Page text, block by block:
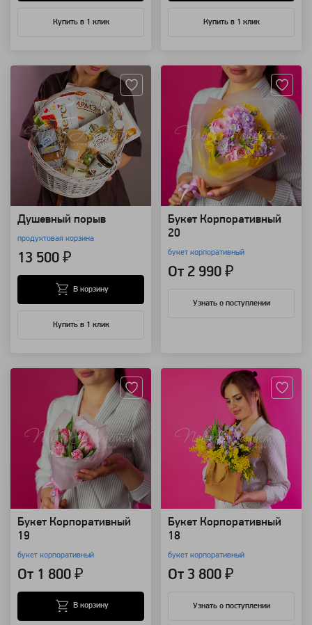
Купить в 1 клик Купить в 1 клик
Душевный порыв
продуктовая корзина
13 500 ₽
Купить в 1 клик
В корзину
Букет Корпоративный
20
букет корпоративный
От 2 990 ₽
Узнать о поступлении
Букет Корпоративный
19
букет корпоративный
От 1 800 ₽
В корзину
Букет Корпоративный
18
букет корпоративный
От 3 800 ₽
Узнать о поступлении